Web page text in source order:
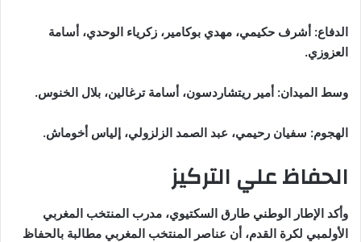
الدفاع: أشرف حكيمي، مهدي بوكامير، زكرياء الوحدي، أسامة
العزوزي.
وسط الميدان: أمير ريتشاردسون، أسامة ترغالين، بلال الخنوس.
الهجوم: سفيان رحيمي، عبد الصمد الزلزولي، إلياس أخوماش.
الحفاظ علي التركيز
وأكد الإطار الوطني طارق السكتيوي، مدرب المنتخب المغربي
الأولمبي لكرة القدم، أن عناصر المنتخب المغربي مطالبة بالحفاظ